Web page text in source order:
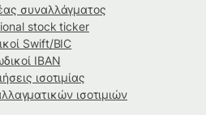
συναλλάγματος
stock ticker
Swift/BIC
IBAN
ισοτιμίας
ισοτιμιών